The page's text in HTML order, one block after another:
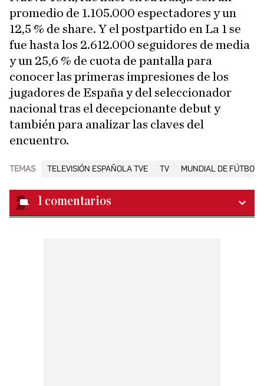
promedio de 1.105.000 espectadores y un
12,5 % de share. Y el postpartido en La 1 se
fue hasta los 2.612.000 seguidores de media
y un 25,6 % de cuota de pantalla para
conocer las primeras impresiones de los
jugadores de España y del seleccionador
nacional tras el decepcionante debut y
también para analizar las claves del
encuentro.
TEMAS TELEVISIÓN ESPAÑOLA TVE TV MUNDIAL DE FÚTBOL
1 comentarios